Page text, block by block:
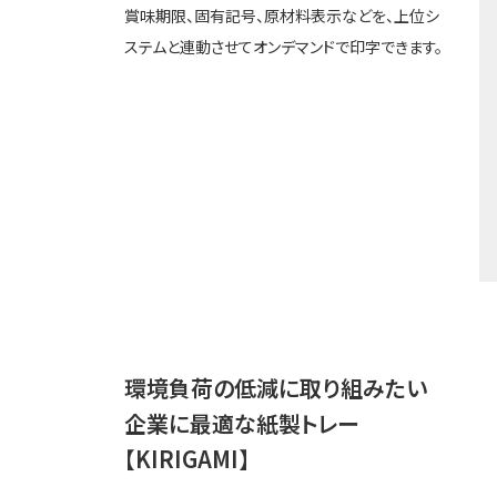
賞味期限、固有記号、原材料表示などを、上位シ
ステムと連動させてオンデマンドで印字できます。
環境負荷の低減に取り組みたい
企業に最適な紙製トレー
【KIRIGAMI】